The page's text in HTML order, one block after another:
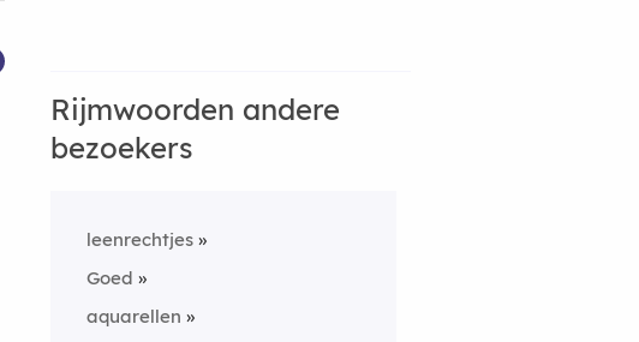
Rijmwoorden andere
bezoekers
leenrechtjes
Goed
aquarellen